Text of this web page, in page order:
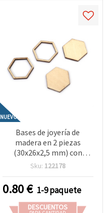
NUEVO
Bases de joyería de
madera en 2 piezas
(30x26x2,5 mm) con
interior 25x22 mm – Pack
manualidades y bisutería
DIY
Sku: 122178
0.80€ 1-9 paquete
DESCUENTOS